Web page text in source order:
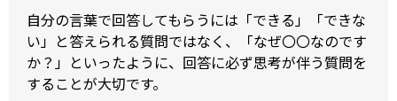
自分の言葉で回答してもらうには「できる」「できな
い」と答えられる質問ではなく、「なぜ〇〇なのです
か？」といったように、回答に必ず思考が伴う質問を
することが大切です。